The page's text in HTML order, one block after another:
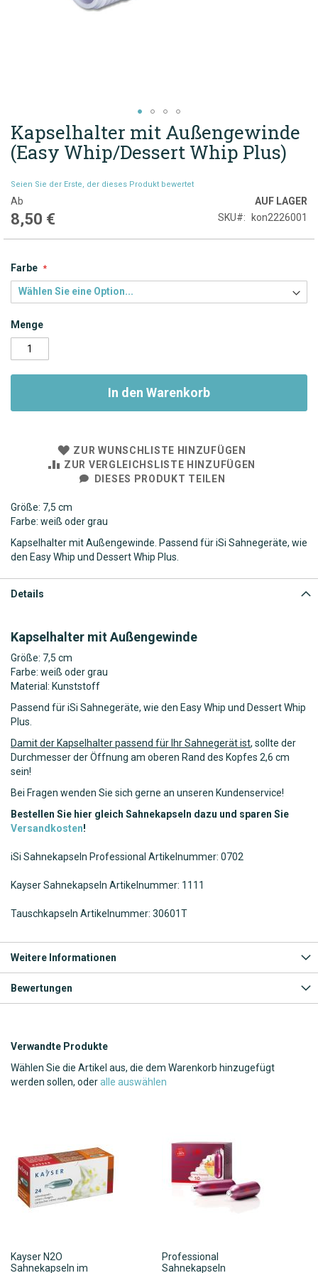
Zum
Anfang
der
springen
Kapselhalter mit Außengewinde
(Easy Whip/Dessert Whip Plus)
Seien Sie der Erste, der dieses Produkt bewertet
Ab
8,50 €
AUF LAGER
SKU
kon2226001
Farbe
Menge
In den Warenkorb
ZUR WUNSCHLISTE HINZUFÜGEN
ZUR VERGLEICHSLISTE HINZUFÜGEN
DIESES PRODUKT TEILEN
Größe: 7,5 cm
Farbe: weiß oder grau
Kapselhalter mit Außengewinde. Passend für iSi Sahnegeräte, wie
den Easy Whip und Dessert Whip Plus.
Details
Kapselhalter mit Außengewinde
Größe: 7,5 cm
Farbe: weiß oder grau
Material: Kunststoff
Passend für iSi Sahnegeräte, wie den Easy Whip und Dessert Whip
Plus.
Damit der Kapselhalter passend für Ihr Sahnegerät ist, sollte der
Durchmesser der Öffnung am oberen Rand des Kopfes 2,6 cm
sein!
Bei Fragen wenden Sie sich gerne an unseren Kundenservice!
Bestellen Sie hier gleich Sahnekapseln dazu und sparen Sie
Versandkosten!
iSi Sahnekapseln Professional Artikelnummer: 0702
Kayser Sahnekapseln Artikelnummer: 1111
Tauschkapseln Artikelnummer: 30601T
Weitere Informationen
Bewertungen
Verwandte Produkte
Wählen Sie die Artikel aus, die dem Warenkorb hinzugefügt
werden sollen, oderalle auswählen
Kayser N2O
Sahnekapseln im
Professional
Sahnekapseln